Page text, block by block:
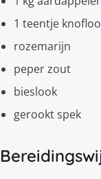
1 teentje
rozemarijn
peper zout
bieslook
gerookt spek